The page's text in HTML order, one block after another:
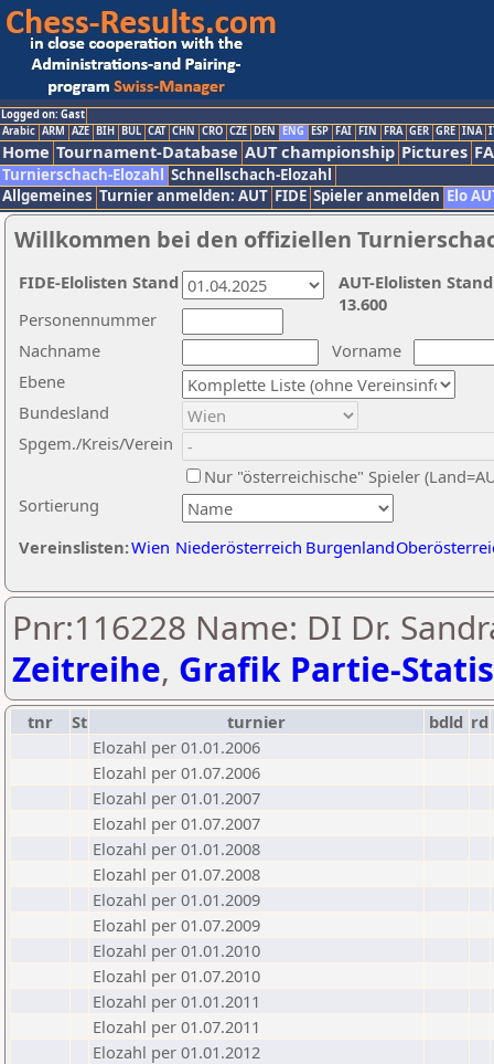
Logged on: Gast
Arabic ARM AZE BIH BUL CAT CHN CRO CZE DEN ENG ESP FAI FIN FRA GER GRE INA
Home Tournament-Database AUT championship Pictures
Turnierschach-Elozahl Schnellschach-Elozahl
Allgemeines Turnier anmelden: AUT FIDE Spieler anmelden Elo
Willkommen bei den offiziellen
Nachname
Vorname
Ebene
Sortierung
Personennummer
Bundesland
Spgem./Kreis/Verein
Nur "österreichische" Spieler
Vereinslisten:Wien Niederösterreich Burgenland
AUT-Elolisten
13.600
FIDE-Elolisten Stand
Pnr:116228 Name: DI Dr.
Zeitreihe, Grafik Partie-
tnr St turnier bdld rd
Elozahl per 01.01.2006
Elozahl per 01.07.2006
Elozahl per 01.01.2007
Elozahl per 01.07.2007
Elozahl per 01.01.2008
Elozahl per 01.07.2008
Elozahl per 01.01.2009
Elozahl per 01.07.2009
Elozahl per 01.01.2010
Elozahl per 01.07.2010
Elozahl per 01.01.2011
Elozahl per 01.07.2011
Elozahl per 01.01.2012